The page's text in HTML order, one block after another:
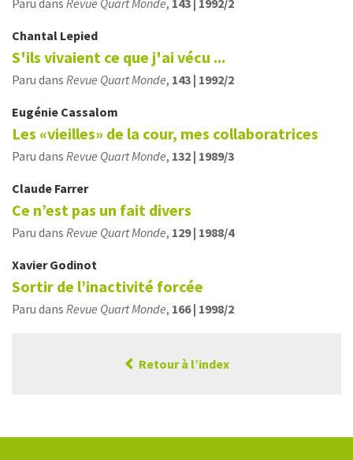
Paru dans Revue Quart Monde, 143 | 1992/2
Chantal Lepied
S'ils vivaient ce que j'ai vécu ...
Paru dans Revue Quart Monde, 143 | 1992/2
Eugénie Cassalom
Les «vieilles» de la cour, mes collaboratrices
Paru dans Revue Quart Monde, 132 | 1989/3
Claude Farrer
Ce n’est pas un fait divers
Paru dans Revue Quart Monde, 129 | 1988/4
XavierGodinot
Sortir de l’inactivité forcée
Paru dans Revue Quart Monde, 166 | 1998/2
Retour à l’index